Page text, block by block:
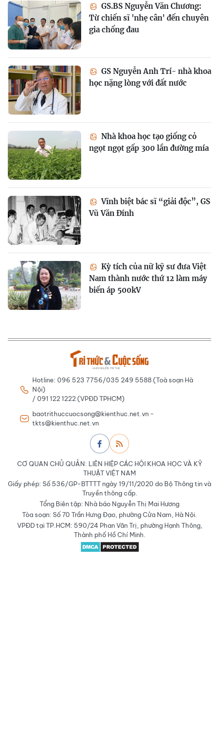
GS.BS Nguyễn Văn Chương:
Từ chiến sĩ 'nhẹ cân' đến chuyên
gia chống đau
GS Nguyễn Anh Trí- nhà khoa
học nặng lòng với đất nước
Nhà khoa học tạo giống cỏ
ngọt ngọt gấp 300 lần đường mía
Vĩnh biệt bác sĩ “giải độc”, GS
Vũ Văn Đính
Kỳ tích của nữ kỹ sư đưa Việt
Nam thành nước thứ 12 làm máy
biến áp 500kV
Hotline: 096 523 7756/035 249 5588 (Toà soạn Hà
Nội)
/ 091 122 1222 (VPĐD TPHCM)
baotrithuccuocsong@kienthuc.net.vn -
tkts@kienthuc.net.vn
CƠ QUAN CHỦ QUẢN: LIÊN HIỆP CÁC HỘI KHOA HỌC VÀ KỸ
THUẬT VIỆT NAM
Giấy phép: Số 536/GP-BTTTT ngày 19/11/2020 do Bộ Thông tin và
Truyền thông cấp.
Tổng Biên tập: Nhà báo Nguyễn Thị Mai Hương
Tòa soạn: Số 70 Trần Hưng Đạo, phường Cửa Nam, Hà Nội.
VPĐD tại TP.HCM: 590/24 Phan Văn Trị, phường Hạnh Thông,
Thành phố Hồ Chí Minh.